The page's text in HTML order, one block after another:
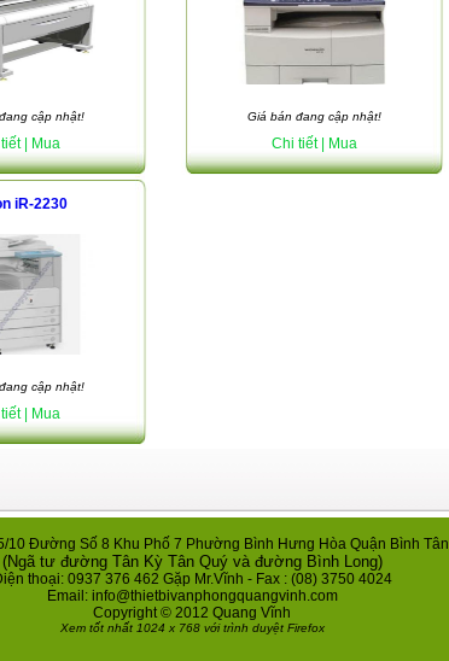
cập nhật!
| Mua
Giá bán đang cập nhật!
Chi tiết | Mua
iR-2230
cập nhật!
| Mua
10 Đường Số 8 Khu Phố 7 Phường Bình Hưng Hòa Quận Bình Tân
(Ngã tư đường Tân Kỳ Tân Quý và đường Bình Long)
thoại: 0937 376 462 Gặp Mr.Vĩnh - Fax : (08) 3750 4024
Email: info@thietbivanphongquangvinh.com
Copyright © 2012 Quang Vĩnh
Xem tốt nhất 1024 x 768 với trình duyệt Firefox